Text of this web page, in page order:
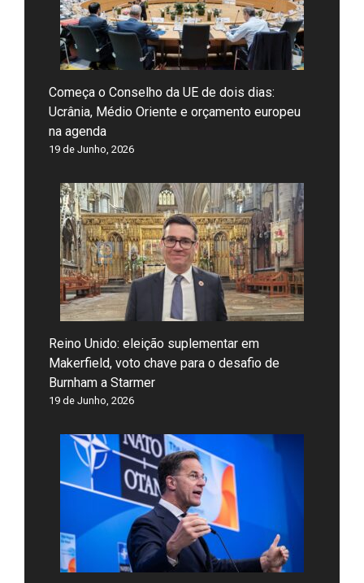
Começa o Conselho da UE de dois dias:
Ucrânia, Médio Oriente e orçamento europeu
na agenda
19 de Junho, 2026
Reino Unido: eleição suplementar em
Makerfield, voto chave para o desafio de
Burnham a Starmer
19 de Junho, 2026